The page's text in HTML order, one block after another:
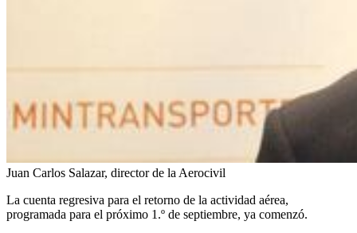
Juan Carlos Salazar, director de la Aerocivil
La cuenta regresiva para el retorno de la actividad aérea,
programada para el próximo 1.º de septiembre, ya comenzó.